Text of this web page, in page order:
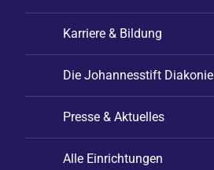
Karriere & Bildung
Die Johannesstift Diakonie
Presse & Aktuelles
Alle Einrichtungen